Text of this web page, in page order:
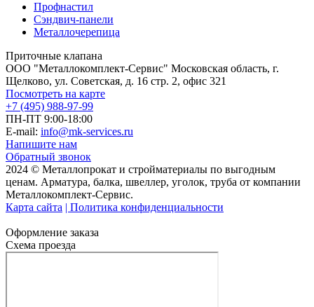
Профнастил
Сэндвич-панели
Металлочерепица
Приточные клапана
ООО "Металлокомплект-Сервис" Московская область, г.
Щелково, ул. Советская, д. 16 стр. 2, офис 321
Посмотреть на карте
+7 (495) 988-97-99
ПН-ПТ 9:00-18:00
E-mail: info@mk-services.ru
Напишите нам
Обратный звонок
2024 © Металлопрокат и стройматериалы по выгодным
ценам. Арматура, балка, швеллер, уголок, труба от компании
Металлокомплект-Сервис.
Карта сайта | Политика конфиденциальности
Оформление заказа
Схема проезда